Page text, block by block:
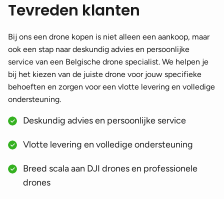
Tevreden klanten
Bij ons een drone kopen is niet alleen een aankoop, maar
ook een stap naar deskundig advies en persoonlijke
service van een Belgische drone specialist. We helpen je
bij het kiezen van de juiste drone voor jouw specifieke
behoeften en zorgen voor een vlotte levering en volledige
ondersteuning.
Deskundig advies en persoonlijke service
Vlotte levering en volledige ondersteuning
Breed scala aan DJI drones en professionele
drones